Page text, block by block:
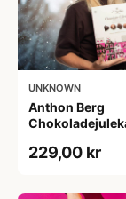
UNKNOWN
Anthon Berg
229,00 kr